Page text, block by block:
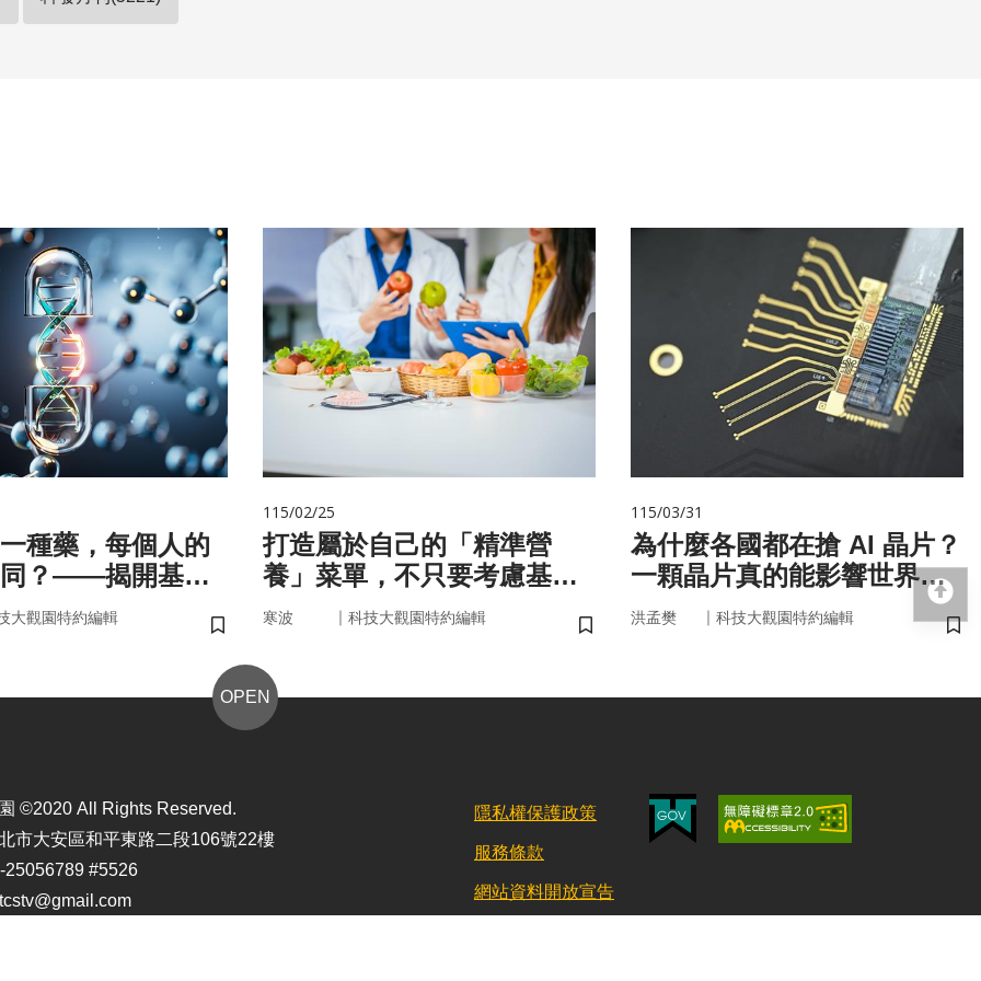
種藥，每個人的
？——揭開基因
大觀園特約編輯
儲存書籤
115/02/25
打造屬於自己的「精準營
養」菜單，不只要考慮基
因，關鍵更在腸道微生物
寒波 ｜ 科技大觀園特約編輯
儲存書籤
115/03/31
為什麼各國都在搶 AI 晶片？
一顆晶片真的能影響世界
嗎？
洪孟樊 ｜ 科技大觀園特約編輯
儲
OPEN
©2020 All Rights Reserved.
市大安區和平東路二段106號22樓
25056789 #5526
隱私權保護政策
服務條款
網站資料開放宣告
回